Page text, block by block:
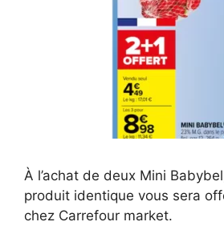
À l’achat de deux Mini
produit identique vous sera
chez Carrefour market.